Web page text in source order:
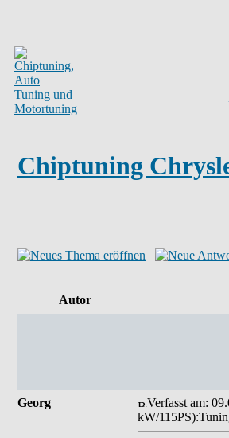
Chiptuning
Autor
Georg Verfasst am:
kW/